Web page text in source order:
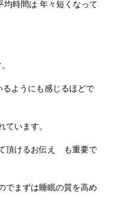
時間は 年々短くなって
ようにも感じるほどで
います。
頂けるお伝え も重要で
でまずは睡眠の質を高め